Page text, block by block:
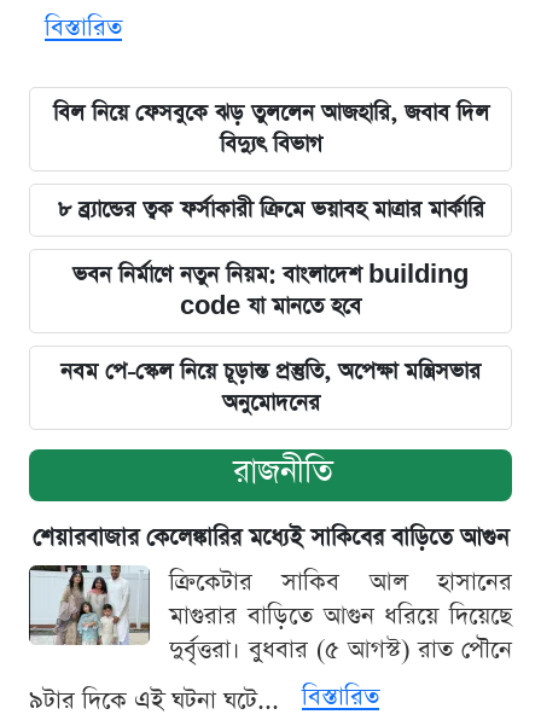
বিস্তারিত
বিল নিয়ে ফেসবুকে ঝড় তুললেন আজহারি, জবাব দিল
বিদ্যুৎ বিভাগ
৮ ব্র্যান্ডের ত্বক ফর্সাকারী ক্রিমে ভয়াবহ মাত্রার মার্কারি
ভবন নির্মাণে নতুন নিয়ম: বাংলাদেশ building
code যা মানতে হবে
নবম পে-স্কেল নিয়ে চূড়ান্ত প্রস্তুতি, অপেক্ষা মন্ত্রিসভার
অনুমোদনের
রাজনীতি
শেয়ারবাজার কেলেঙ্কারির মধ্যেই সাকিবের বাড়িতে আগুন
ক্রিকেটার সাকিব আল হাসানের
মাগুরার বাড়িতে আগুন ধরিয়ে দিয়েছে
দুর্বৃত্তরা। বুধবার (৫ আগস্ট) রাত পৌনে
৯টার দিকে এই ঘটনা ঘটে...
বিস্তারিত